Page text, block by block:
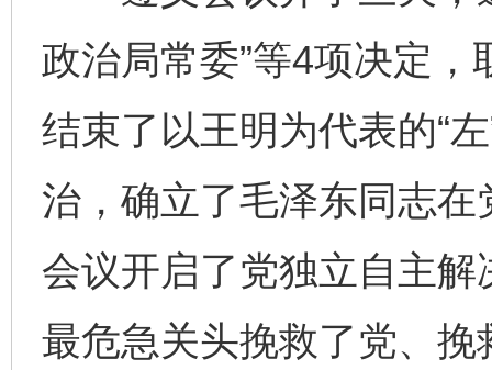
政治局常委”等4项决定
结束了以王明为代表的“
治，确立了毛泽东同志
会议开启了党独立自主
最危急关头挽救了党、